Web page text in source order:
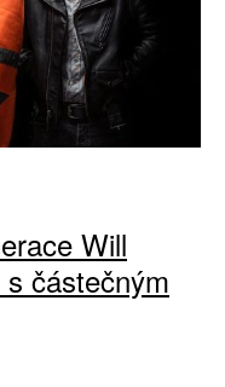
Will
částečným